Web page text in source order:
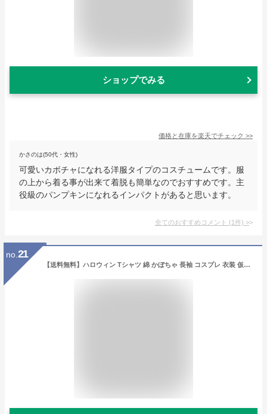
ショップでみる
価格と在庫を楽天でチェック >>
かさのは(50代・女性)
可愛いカボチャになれる洋服タイプのコスチュームです。服
の上から着る事が出来て着脱も簡単なのでおすすめです。主
役級のパンプキンになれるインパクトがあると思います。
全てのおすすめコメント (1件) >
no. 21
【送料無料】ハロウィン Tシャツ 綿 かぼちゃ 長袖 コスプレ 衣装 仮装 大人 レディース 男女兼用 ハロウィン tシャツ ダンス 派手 ギフト プレゼント ハロウィン かぼちゃ いろいろ 仮装 プリント かわいい [ S M L XL 2XL ] グレー オレンジ ブルー パープル